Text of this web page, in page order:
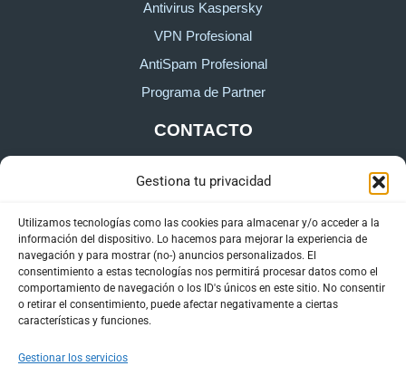
Gestiona tu privacidad
Utilizamos tecnologías como las cookies para almacenar y/o acceder a la
información del dispositivo. Lo hacemos para mejorar la experiencia de
navegación y para mostrar (no-) anuncios personalizados. El
consentimiento a estas tecnologías nos permitirá procesar datos como el
comportamiento de navegación o los ID's únicos en este sitio. No consentir
o retirar el consentimiento, puede afectar negativamente a ciertas
características y funciones.
Gestionar los servicios
Antivirus Kaspersky
VPN Profesional
AntiSpam Profesional
Programa de Partner
CONTACTO
Sobre HostingTG
Formulario de contacto
Área de cliente